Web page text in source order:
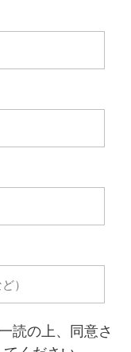
読の上、同意さ